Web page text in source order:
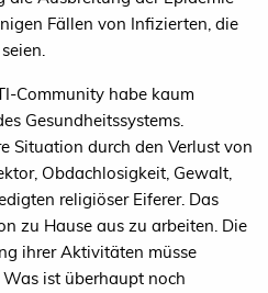
Fällen von Infizierten, die
Community habe kaum
Gesundheitssystems.
Situation durch den Verlust von
Obdachlosigkeit, Gewalt,
religiöser Eiferer. Das
zu Hause aus zu arbeiten. Die
ihrer Aktivitäten müsse
ist überhaupt noch